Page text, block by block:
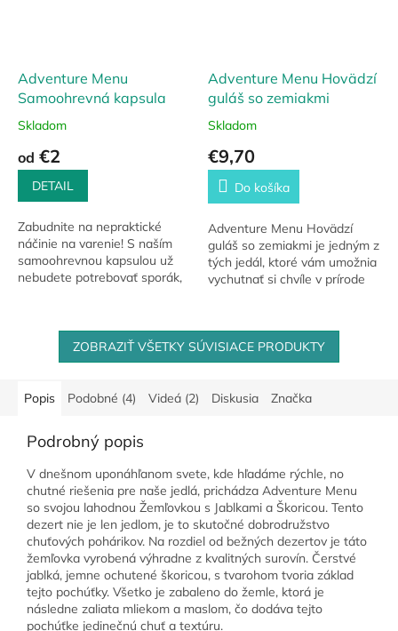
Adventure Menu
Samoohrevná kapsula
Skladom
od €2
DETAIL
Zabudnite na nepraktické
náčinie na varenie! S naším
samoohrevnou kapsulou už
nebudete potrebovať sporák,
Adventure Menu Hovädzí
guláš so zemiakmi
Skladom
€9,70
Do košíka
Adventure Menu Hovädzí
guláš so zemiakmi je jedným z
tých jedál, ktoré vám umožnia
vychutnať si chvíle v prírode
ZOBRAZIŤ VŠETKY SÚVISIACE PRODUKTY
Popis Podobné (4) Videá (2) Diskusia Značka
Podrobný popis
V dnešnom uponáhľanom svete, kde hľadáme rýchle, no
chutné riešenia pre naše jedlá, prichádza Adventure Menu
so svojou lahodnou Žemľovkou s Jablkami a Škoricou. Tento
dezert nie je len jedlom, je to skutočné dobrodružstvo
chuťových pohárikov. Na rozdiel od bežných dezertov je táto
žemľovka vyrobená výhradne z kvalitných surovín. Čerstvé
jablká, jemne ochutené škoricou, s tvarohom tvoria základ
tejto pochúťky. Všetko je zabaleno do žemle, ktorá je
následne zaliata mliekom a maslom, čo dodáva tejto
pochúťke jedinečnú chuť a textúru.